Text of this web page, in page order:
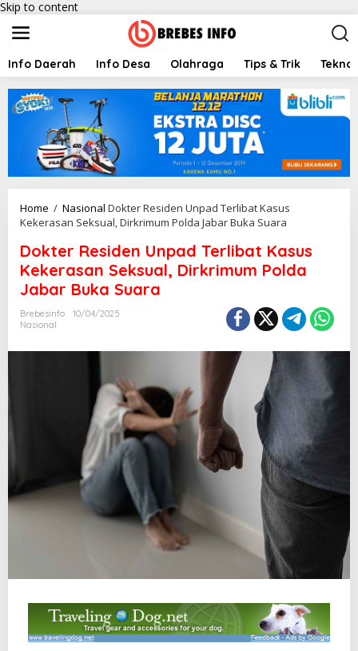
Skip to content
Info Daerah Info Desa Olahraga Tips & Trik
Home / Nasional Dokter Residen Unpad Terlibat Kasus
Kekerasan Seksual, Dirkrimum Polda Jabar Buka Suara
Dokter Residen Unpad Terlibat Kasus
Kekerasan Seksual, Dirkrimum Polda
Jabar Buka Suara
Brebesinfo
10/04/2025
Nasional